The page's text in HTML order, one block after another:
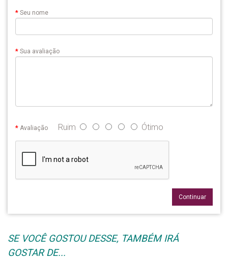
Seu nome
Sua avaliação
Avaliação Ruim Ótimo
Continuar
SE VOCÊ GOSTOU DESSE, TAMBÉM IRÁ
GOSTAR DE...